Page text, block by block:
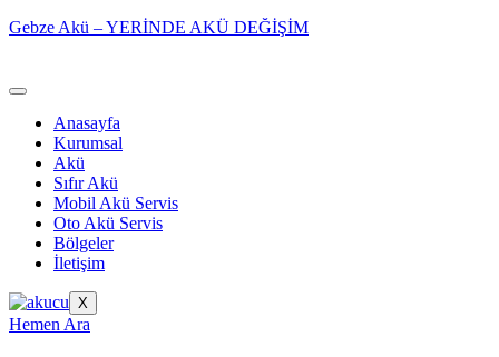
Gebze Akü – YERİNDE AKÜ DEĞİŞİM
Anasayfa
Kurumsal
Akü
Sıfır Akü
Mobil Akü Servis
Oto Akü Servis
Bölgeler
İletişim
X
Hemen Ara